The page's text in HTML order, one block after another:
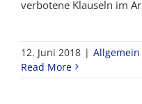
verbotene Klauseln im
12. Juni 2018 | Allgemein
Read More